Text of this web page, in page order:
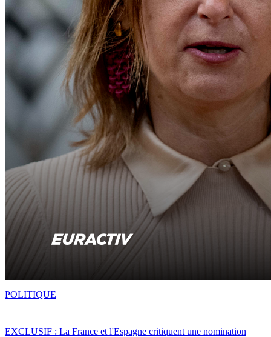
EXCLUSIF : La France et l'Espagne critiquent une nomination
POLITIQUE